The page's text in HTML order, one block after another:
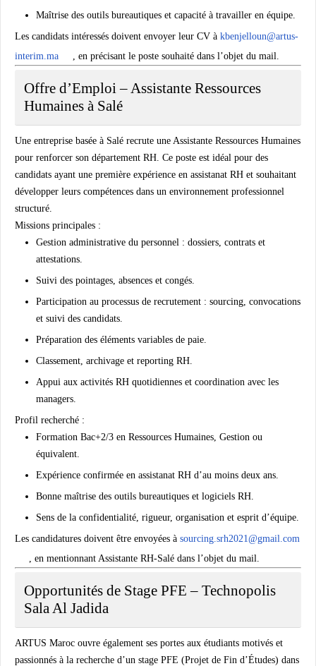
Maîtrise des outils bureautiques et capacité à travailler en équipe.
Les candidats intéressés doivent envoyer leur CV à kbenjelloun@artus-
interim.ma
, en précisant le poste souhaité dans l’objet du mail.
Offre d’Emploi – Assistante Ressources
Humaines à Salé
Une entreprise basée à Salé recrute une Assistante Ressources Humaines
pour renforcer son département RH. Ce poste est idéal pour des
candidats ayant une première expérience en assistanat RH et souhaitant
développer leurs compétences dans un environnement professionnel
structuré.
Missions principales :
Gestion administrative du personnel : dossiers, contrats et
attestations.
Suivi des pointages, absences et congés.
Participation au processus de recrutement : sourcing, convocations
et suivi des candidats.
Préparation des éléments variables de paie.
Classement, archivage et reporting RH.
Appui aux activités RH quotidiennes et coordination avec les
managers.
Profil recherché :
Formation Bac+2/3 en Ressources Humaines, Gestion ou
équivalent.
Expérience confirmée en assistanat RH d’au moins deux ans.
Bonne maîtrise des outils bureautiques et logiciels RH.
Sens de la confidentialité, rigueur, organisation et esprit d’équipe.
Les candidatures doivent être envoyées à sourcing.srh2021@gmail.com
, en mentionnant Assistante RH-Salé dans l’objet du mail.
Opportunités de Stage PFE – Technopolis
Sala Al Jadida
ARTUS Maroc ouvre également ses portes aux étudiants motivés et
passionnés à la recherche d’un stage PFE (Projet de Fin d’Études) dans